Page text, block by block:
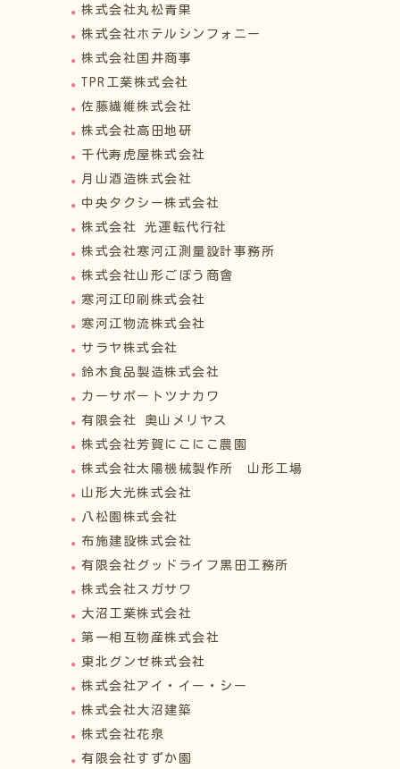
株式会社丸松青果
株式会社ホテルシンフォニー
株式会社国井商事
TPR工業株式会社
佐藤繊維株式会社
株式会社高田地研
千代寿虎屋株式会社
月山酒造株式会社
中央タクシー株式会社
株式会社 光運転代行社
株式会社寒河江測量設計事務所
株式会社山形ごぼう商會
寒河江印刷株式会社
寒河江物流株式会社
サラヤ株式会社
鈴木食品製造株式会社
カーサポートツナカワ
有限会社 奥山メリヤス
株式会社芳賀にこにこ農園
株式会社太陽機械製作所 山形工場
山形大光株式会社
八松園株式会社
布施建設株式会社
有限会社グッドライフ黒田工務所
株式会社スガサワ
大沼工業株式会社
第一相互物産株式会社
東北グンゼ株式会社
株式会社アイ・イー・シー
株式会社大沼建築
株式会社花泉
有限会社すずか園